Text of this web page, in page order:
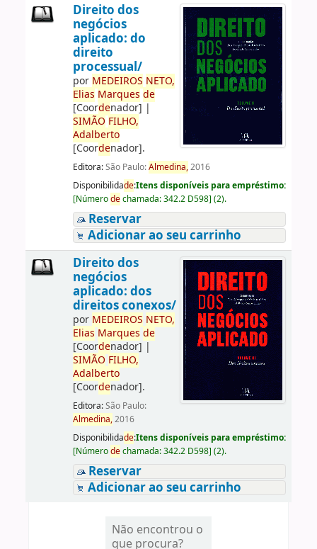
Direito dos
negócios
aplicado: do
direito
processual/
por MEDEIROS NETO,
Elias Marques de
[Coordenador] |
SIMÃO FILHO,
Adalberto
[Coordenador].
Editora:São Paulo:Almedina,2016
Disponibilidade:Itens disponíveis para empréstimo:
[Númerodechamada:342.2 D598] (2).
Reservar
Adicionar ao seu carrinho
Direito dos
negócios
aplicado: dos
direitos conexos/
por MEDEIROS NETO,
Elias Marques de
[Coordenador] |
SIMÃO FILHO,
Adalberto
[Coordenador].
Editora:São Paulo:
Almedina,2016
Disponibilidade:Itens disponíveis para empréstimo:
[Númerodechamada:342.2 D598] (2).
Reservar
Adicionar ao seu carrinho
Não encontrou o
que procura?